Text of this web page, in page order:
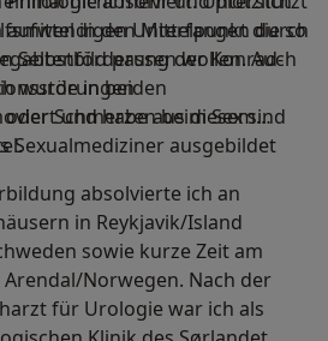
in den Mittelpunkt die so
Selbstbild passen wollen. Auch
Schmerzen beim Sex sind
Sexualmediziner ausgebildet
aufwendigen Unterfangen durch
der Konrad-
wurde in beiden
und habe aus diesem
absolvierte ich an
in Reykjavik/Island
sowie kurze Zeit am
Norwegen. Nach der
für Urologie war ich als